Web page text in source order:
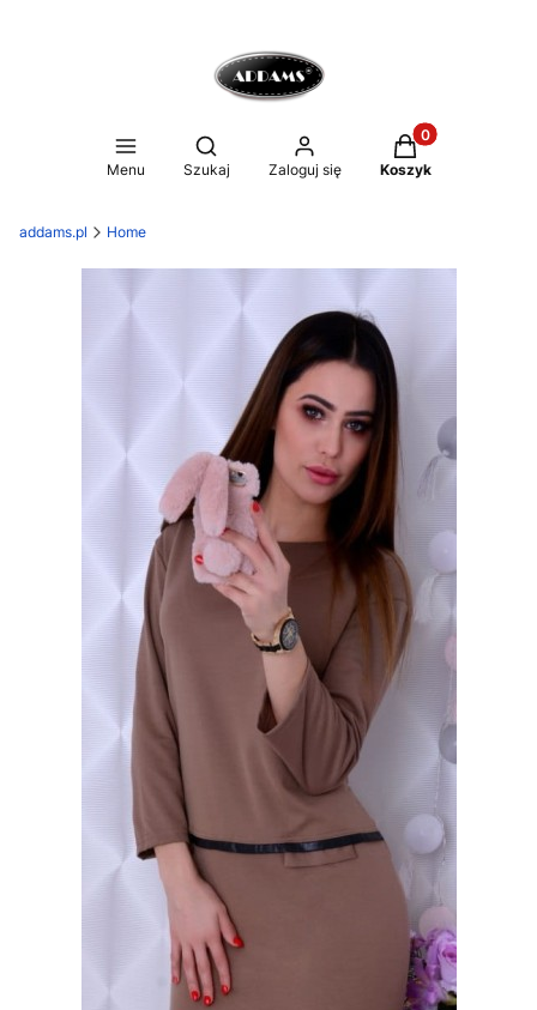
Menu
Otwórz wyszukiwarkę
Szukaj Zaloguj się
Produkty w
Koszyk
addams.pl Home